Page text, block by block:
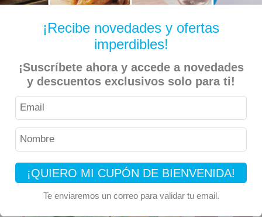
¡Recibe novedades y ofertas
imperdibles!
¡Suscríbete ahora y accede a novedades
y descuentos exclusivos solo para ti!
¡QUIERO MI CUPÓN DE BIENVENIDA!
Te enviaremos un correo para validar tu email.
Inicio Productos de Limpieza
CIF – Paño Absorbente Ballerina Multiuso – 3 Unidades
15% OFF